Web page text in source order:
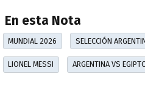
En esta Nota
MUNDIAL 2026 SELECCIÓN
LIONEL MESSI ARGENTINA VS